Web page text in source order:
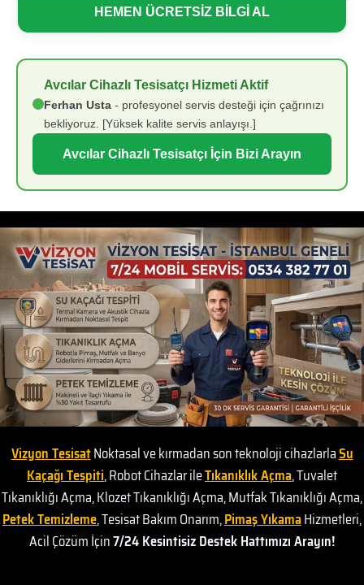
HEMEN ÜCRETSİZ BİLGİ AL
Avcılar Cihazlı Tesisatçı Hizmeti Aktif
Ferhan Usta - profesyonel servis desteği için çağrınızı
bekliyoruz. [Yüksek kalite servis anlayışı.]
Avcılar Cihazlı Tesisatçı İçin Bizi Arayın
Vizyon TesisatNoktasal ve kırmadan son teknoloji cihazlarlaSu
Kaçağı Tespiti, Robot Cihazlar ileTıkanıklık Açma, Tuvalet
Tıkanıklığı Açma, Klozet Tıkanıklığı Açma, Mutfak Tıkanıklığı Açma,
Petek Temizleme, Tesisat Bakım Onarım,Pimaş YıkamaHizmetleri,
Acil Çözüm İçin7/24 Kesintisiz Destek Hattımızı Arayın!